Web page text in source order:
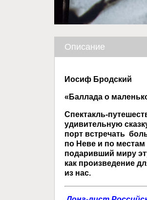
Описание
Иосиф Бродский
«Баллада о
Спектакль-
удивительную
порт встречать
по Неве и по
подаривший миру
как произведение
из нас.